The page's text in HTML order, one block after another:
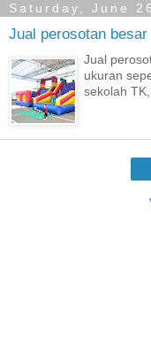
Saturday, June
Jual perosotan besar
Jual
ukuran
sekolah